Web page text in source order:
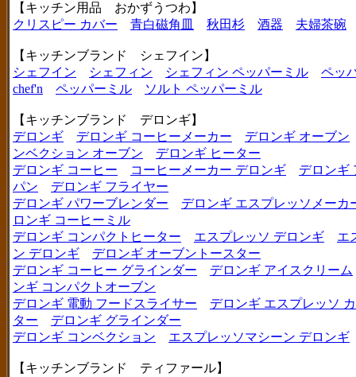
【キッチン用品 おかずうつわ】
クリスピー カバー
青白磁角皿 秋田杉 酒器 夫婦茶碗
【キッチンブランド シェフイン】
シェフイン
シェフィン シェフィン ペッパーミル
ペッ
chef'n
ペッパーミル ソルト ペッパーミル
【キッチンブランド デロンギ】
デロンギ
デロンギ コーヒーメーカー
デロンギ オーブン
ンベクション オーブン
デロンギ ヒーター
デロンギ コーヒー
コーヒーメーカー デロンギ
デロンギ
パン
デロンギ フライヤー
デロンギ パワーブレンダー
デロンギ エスプレッソメーカ
ロンギ コーヒーミル
デロンギ コンパクトヒーター
エスプレッソ デロンギ
エ
ン デロンギ
デロンギ オーブントースター
デロンギ コーヒー グラインダー
デロンギ アイスクリーム
ンギ コンパクトオーブン
デロンギ 電動 フードスライサー
デロンギ エスプレッソ
ター
デロンギ グラインダー
デロンギ コンベクション
エスプレッソマシーン デロンギ
【キッチンブランド ティファール】